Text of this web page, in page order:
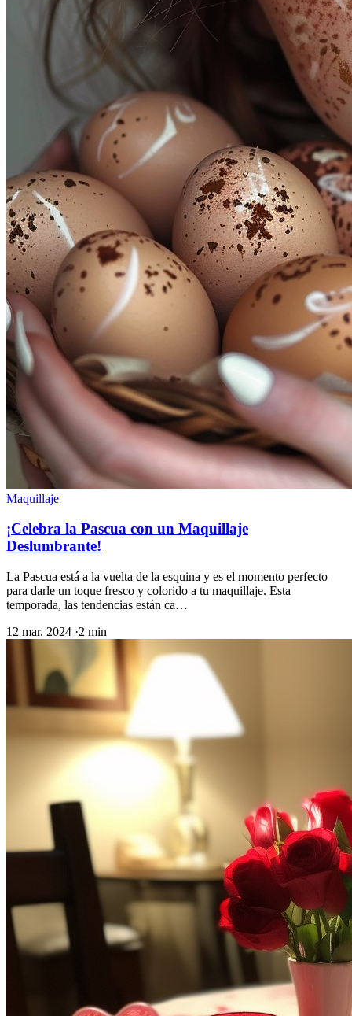
Maquillaje
¡Celebra la Pascua con un Maquillaje
Deslumbrante!
La Pascua está a la vuelta de la esquina y es el momento perfecto
para darle un toque fresco y colorido a tu maquillaje. Esta
temporada, las tendencias están ca…
12 mar. 2024 ·2 min